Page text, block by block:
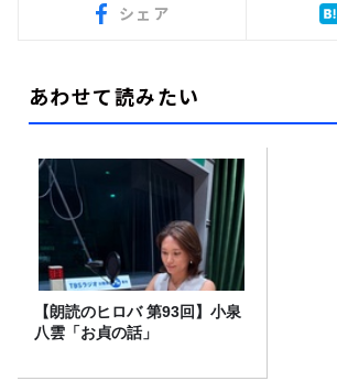
シェア
あわせて読みたい
【朗読のヒロバ 第93回】小泉
八雲「お貞の話」